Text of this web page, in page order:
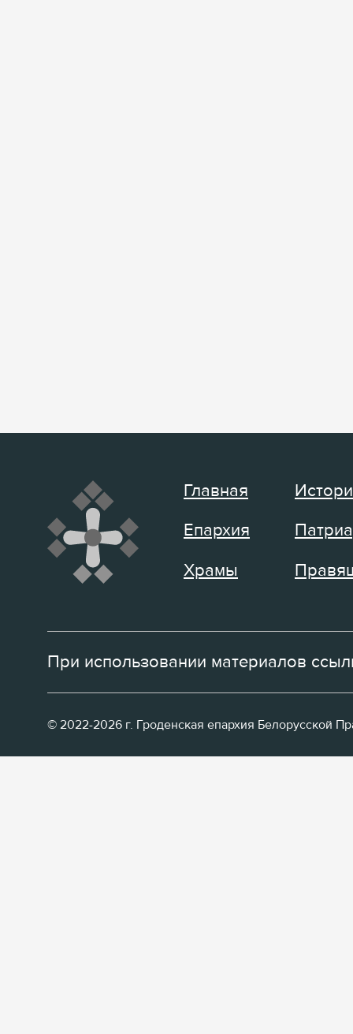
Главная
Епархия
Храмы
При использовании материалов
© 2022-2026 г. Гроденская епархия Белорусской